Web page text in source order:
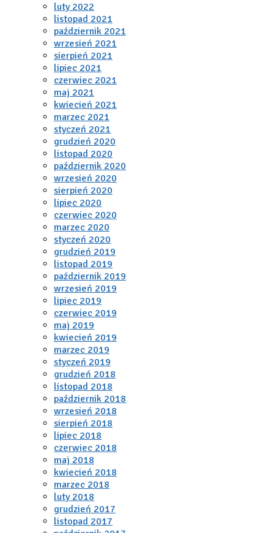
luty 2022
listopad 2021
październik 2021
wrzesień 2021
sierpień 2021
lipiec 2021
czerwiec 2021
maj 2021
kwiecień 2021
marzec 2021
styczeń 2021
grudzień 2020
listopad 2020
październik 2020
wrzesień 2020
sierpień 2020
lipiec 2020
czerwiec 2020
marzec 2020
styczeń 2020
grudzień 2019
listopad 2019
październik 2019
wrzesień 2019
lipiec 2019
czerwiec 2019
maj 2019
kwiecień 2019
marzec 2019
styczeń 2019
grudzień 2018
listopad 2018
październik 2018
wrzesień 2018
sierpień 2018
lipiec 2018
czerwiec 2018
maj 2018
kwiecień 2018
marzec 2018
luty 2018
grudzień 2017
listopad 2017